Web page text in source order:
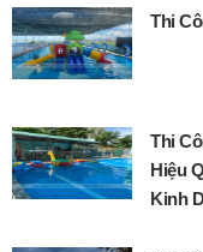
Thi
Thi
Hiệu
Kinh